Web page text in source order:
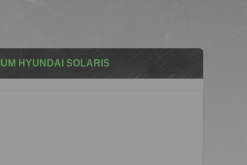
HYUNDAI SOLARIS